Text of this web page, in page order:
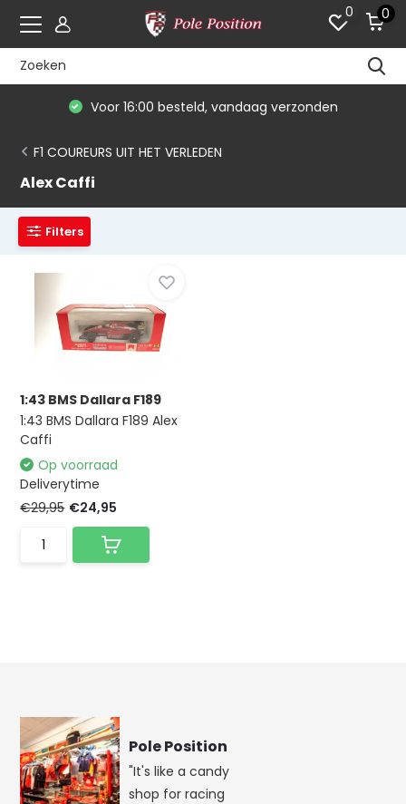
0 0
Voor 16:00 besteld, vandaag verzonden
F1 COUREURS UIT HET VERLEDEN
Alex Caffi
Filters
1:43 BMS Dallara F189
1:43 BMS Dallara F189 Alex
Caffi
Op voorraad
Deliverytime
€29,95 €24,95
Pole Position
"It's like a candy
shop for racing